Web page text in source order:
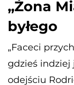
„Żona
byłego
„Faceci
gdzieś indziej
odejściu